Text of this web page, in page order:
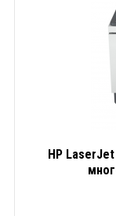
HP LaserJet